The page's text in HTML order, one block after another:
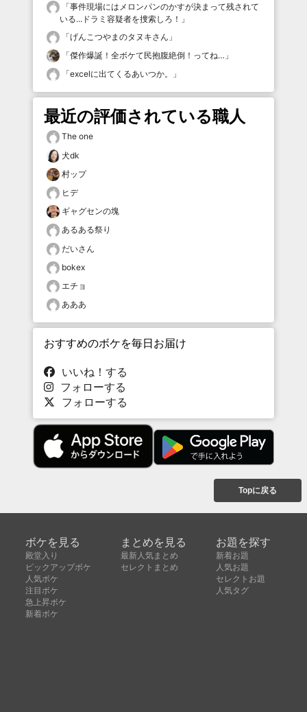
「事件現場にはメロンパンのかすが決まって残されて
いる...ドラミ容疑者を捜索しろ！ 」
「げんこつやまのタヌキさん 」
「傑作爆誕！全ボケて民抱腹絶倒！ってね… 」
「excelに出てくるあいつか。 」
最近の評価されている職人
The one
犬dk
村ップ
ヒデ
ギャグセンの塊
あるある祭り
だいさん
bokex
エチョ
あああ
おすすめのボケを毎日お届け
いいね！する
フォローする
フォローする
Topに戻る
ボケを見る
殿堂入り
ピックアップボケ
人気ボケ
注目ボケ
急上昇ボケ
新着ボケ
まとめを見る
最新人気まとめ
セレクトまとめ
お題を探す
新着お題
人気お題
セレクトお題
人気タグ